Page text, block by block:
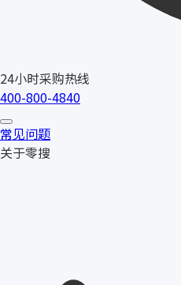
24小时采购热线
400-800-4840
常见问题
关于零搜